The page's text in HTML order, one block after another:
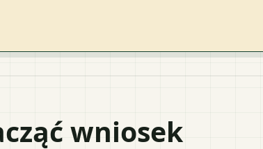
wniosek